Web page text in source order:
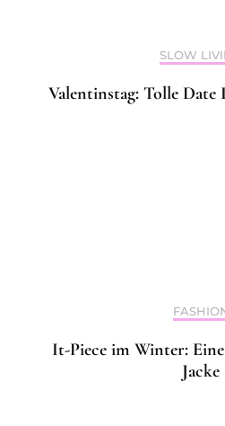
SLOW
Valentinstag: Tolle Date
It-Piece im Winter:
Jacke